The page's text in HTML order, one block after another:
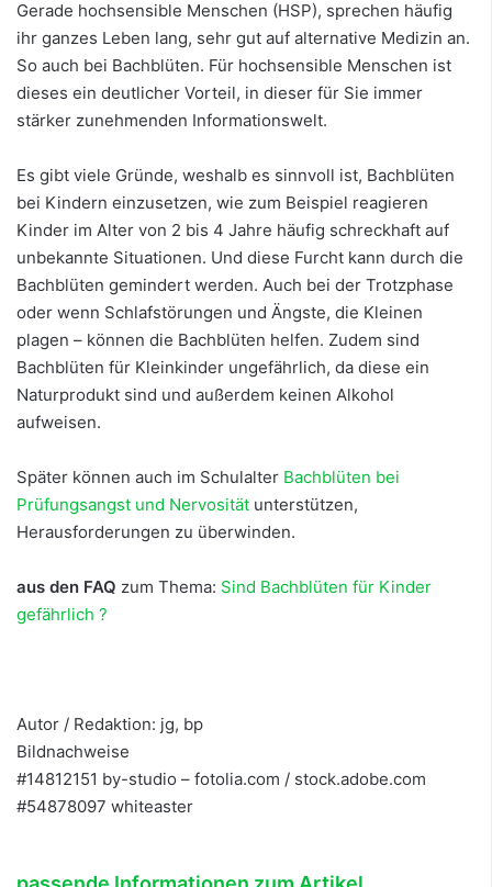
Gerade hochsensible Menschen (HSP), sprechen häufig
ihr ganzes Leben lang, sehr gut auf alternative Medizin an.
So auch bei Bachblüten. Für hochsensible Menschen ist
dieses ein deutlicher Vorteil, in dieser für Sie immer
stärker zunehmenden Informationswelt.
Es gibt viele Gründe, weshalb es sinnvoll ist, Bachblüten
bei Kindern einzusetzen, wie zum Beispiel reagieren
Kinder im Alter von 2 bis 4 Jahre häufig schreckhaft auf
unbekannte Situationen. Und diese Furcht kann durch die
Bachblüten gemindert werden. Auch bei der Trotzphase
oder wenn Schlafstörungen und Ängste, die Kleinen
plagen – können die Bachblüten helfen. Zudem sind
Bachblüten für Kleinkinder ungefährlich, da diese ein
Naturprodukt sind und außerdem keinen Alkohol
aufweisen.
Später können auch im Schulalter Bachblüten bei
Prüfungsangst und Nervosität unterstützen,
Herausforderungen zu überwinden.
aus den FAQ zum Thema: Sind Bachblüten für Kinder
gefährlich ?
Autor / Redaktion: jg, bp
Bildnachweise
#14812151 by-studio – fotolia.com / stock.adobe.com
#54878097 whiteaster